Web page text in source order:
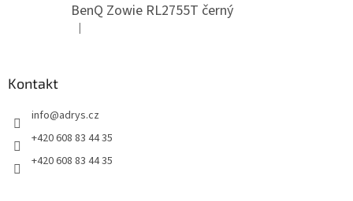
BenQ Zowie RL2755T černý
Hodnocení produktu je 5 z 5 hvězdiček.
|
Kontakt
info@adrys.cz
+420 608 83 44 35
+420 608 83 44 35